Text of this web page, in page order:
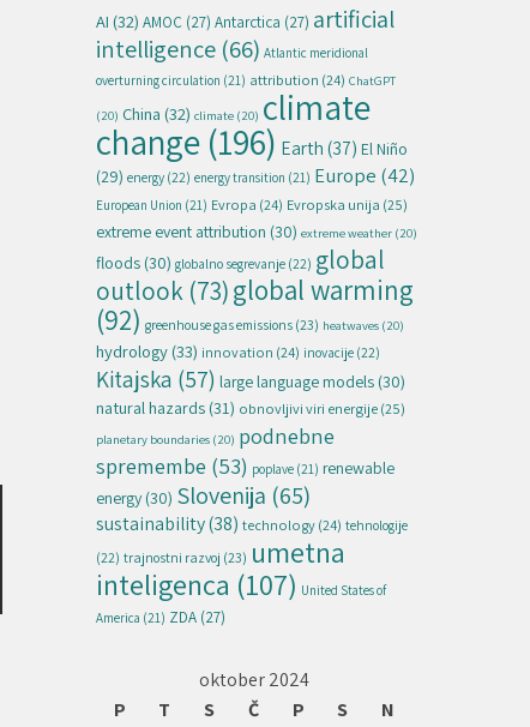
AI (32) AMOC (27) Antarctica (27) artificial
intelligence (66) Atlantic meridional
overturning circulation (21) attribution (24) ChatGPT
(20) China (32) climate (20) climate
change (196) Earth (37) El Niño
(29) energy (22) energy transition (21) Europe (42)
European Union (21) Evropa (24) Evropska unija (25)
extreme event attribution (30) extreme weather (20)
floods (30) globalno segrevanje (22) global
outlook (73)global warming
(92) greenhouse gas emissions (23) heatwaves (20)
hydrology(33) innovation (24) inovacije (22)
Kitajska (57) large language models (30)
natural hazards (31) obnovljivi viri energije(25)
planetary boundaries (20) podnebne
spremembe (53) poplave (21) renewable
energy (30) Slovenija (65)
sustainability(38) technology(24) tehnologije
(22) trajnostni razvoj (23) umetna
inteligenca (107) United States of
America (21) ZDA (27)
oktober 2024
P
T S Č P S N